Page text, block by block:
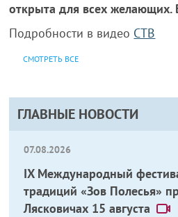
ГЛАВНЫЕ НОВОСТИ
07.08.2026
IX Международный
традиций «Зов Полесья»
Лясковичах 15 августа
открыта для всех желающих.
Подробности в видео СТВ
СМОТРЕТЬ ВСЕ